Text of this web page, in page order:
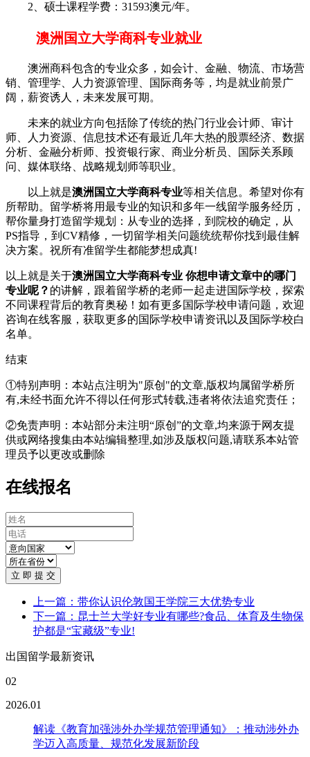
2、硕士课程学费：31593澳元/年。
澳洲国立大学商科专业就业
澳洲商科包含的专业众多，如会计、金融、物流、市场营
销、管理学、人力资源管理、国际商务等，均是就业前景广
阔，薪资诱人，未来发展可期。
未来的就业方向包括除了传统的热门行业会计师、审计
师、人力资源、信息技术还有最近几年大热的股票经济、数据
分析、金融分析师、投资银行家、商业分析员、国际关系顾
问、媒体联络、战略规划师等职业。
以上就是澳洲国立大学商科专业等相关信息。希望对你有
所帮助。留学桥将用最专业的知识和多年一线留学服务经历，
帮你量身打造留学规划：从专业的选择，到院校的确定，从
PS指导，到CV精修，一切留学相关问题统统帮你找到最佳解
决方案。祝所有准留学生都能梦想成真!
以上就是关于澳洲国立大学商科专业 你想申请文章中的哪门
专业呢？ 的讲解，跟着留学桥的老师一起走进国际学校，探索
不同课程背后的教育奥秘！如有更多国际学校申请问题，欢迎
咨询在线客服 ，获取更多的国际学校申请资讯以及国际学校白
名单。
结束
①特别声明：本站点注明为"原创"的文章,版权均属留学桥所
有,未经书面允许不得以任何形式转载,违者将依法追究责任；
②免责声明：本站部分未注明“原创”的文章,均来源于网友提
供或网络搜集由本站编辑整理,如涉及版权问题,请联系本站管
理员予以更改或删除
在线报名
立 即 提 交
上一篇：带你认识伦敦国王学院三大优势专业
下一篇：昆士兰大学好专业有哪些?食品、体育及生物保
护都是“宝藏级”专业!
出国留学最新资讯
02
2026.01
解读《教育加强涉外办学规范管理通知》：推动涉外办
学迈入高质量、规范化发展新阶段